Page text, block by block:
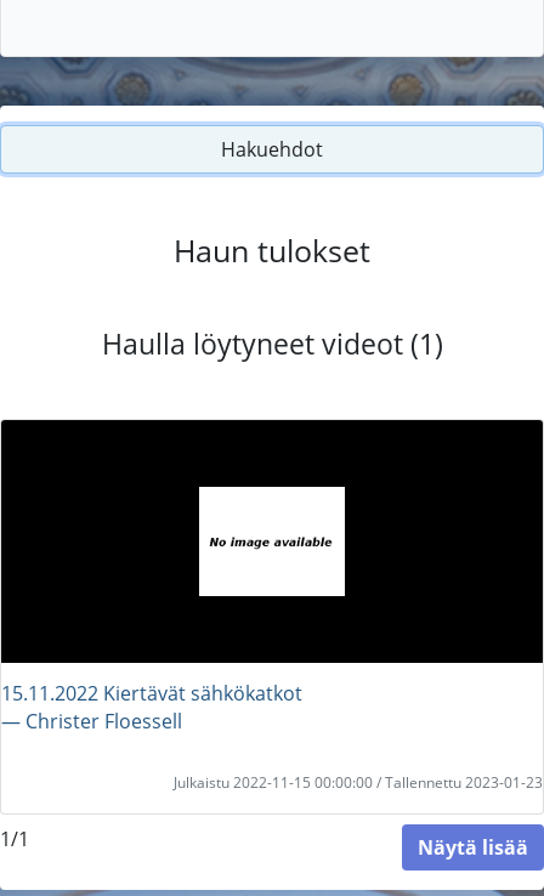
Hakuehdot
Haun tulokset
Haulla löytyneet videot (1)
15.11.2022 Kiertävät sähkökatkot
― Christer Floessell
Julkaistu 2022-11-15 00:00:00 / Tallennettu 2023-01-23
1/1 Näytä lisää